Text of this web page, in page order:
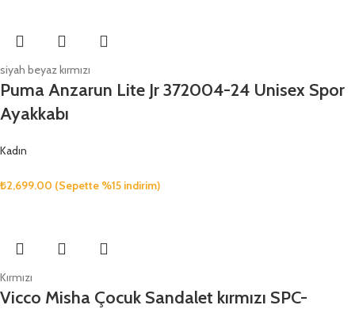
siyah beyaz kırmızı
Puma Anzarun Lite Jr 372004-24 Unisex Spor
Ayakkabı
Kadın
₺2,699.00 (Sepette %15 indirim)
Kırmızı
Vicco Misha Çocuk Sandalet kırmızı SPC-